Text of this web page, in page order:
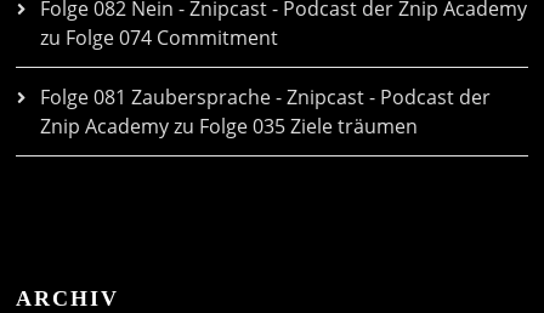
Folge 082 Nein - Znipcast - Podcast der Znip Academy
zu Folge 074 Commitment
Folge 081 Zaubersprache - Znipcast - Podcast der
Znip Academyzu Folge 035 Ziele träumen
ARCHIV